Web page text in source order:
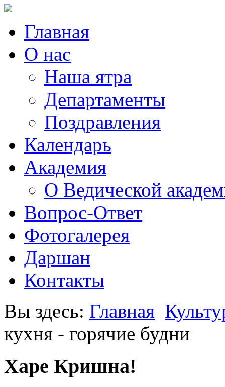
Главная
О нас
Наша ятра
Департаменты
Поздравления
Календарь
Академия
О Ведической
Вопрос-Ответ
Фотогалерея
Даршан
Контакты
Вы здесь: Главная
кухня - горячие будни
Харе Кришна!